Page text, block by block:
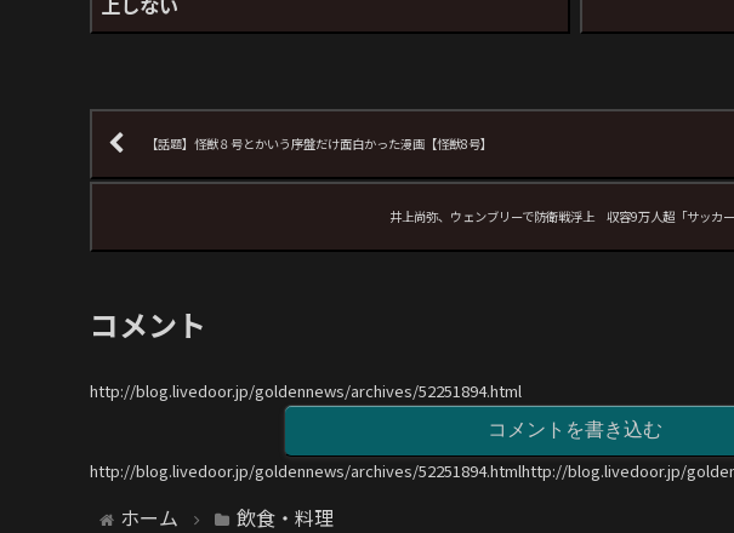
【話題】怪獣８号とかいう序盤だけ面白かった漫画【怪獣8号】
井上尚弥、ウェンブリーで防衛戦浮上 収容9万人超「サッ
コメント
http://blog.livedoor.jp/goldennews/archives/52251894.html
コメントを書き込む
http://blog.livedoor.jp/goldennews/archives/52251894.htmlhttp://blog.livedoor.jp/
ホーム 飲食・料理